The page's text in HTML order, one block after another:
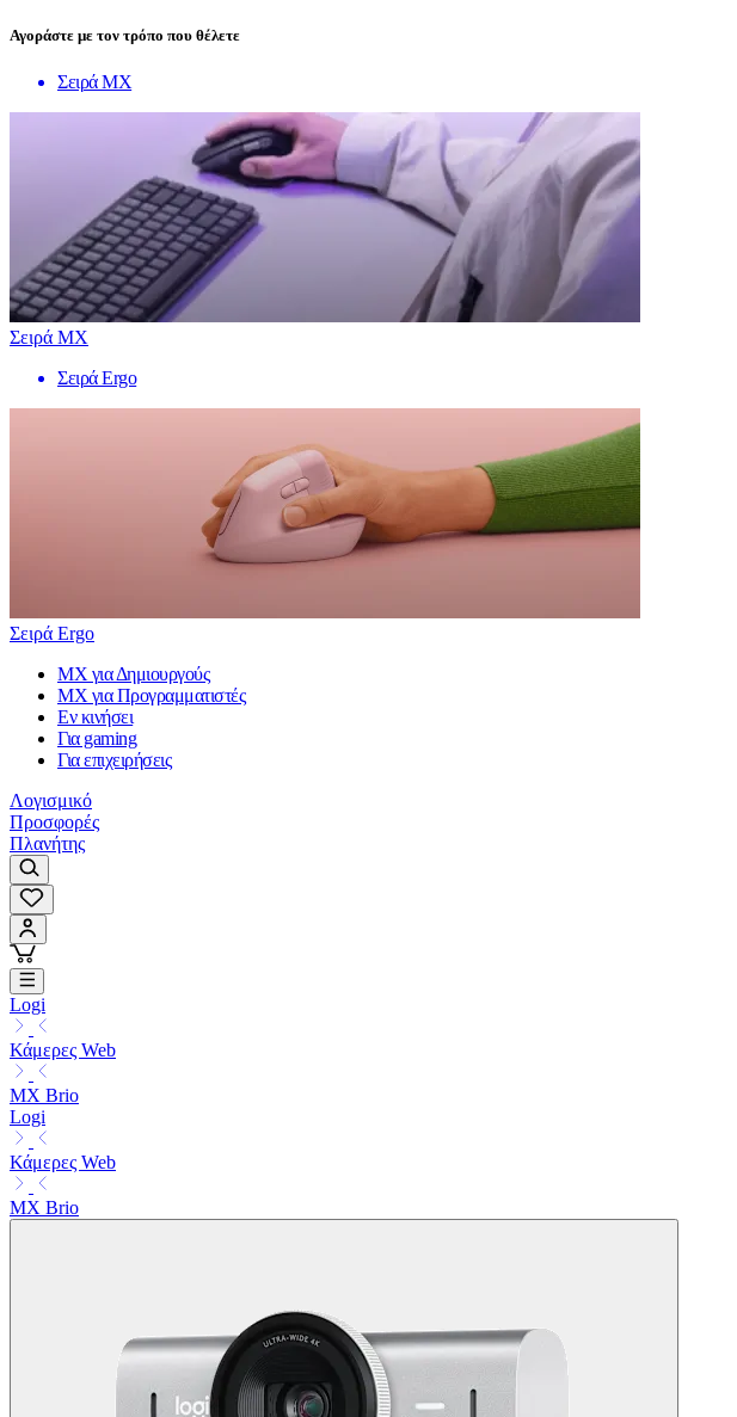
Αγοράστε με τον τρόπο που θέλετε
Σειρά MX
Σειρά MX
Σειρά Ergo
Σειρά Ergo
MX για Δημιουργούς
MX για Προγραμματιστές
Εν κινήσει
Για gaming
Για επιχειρήσεις
Λογισμικό
Προσφορές
Πλανήτης
Logi
Κάμερες Web
MX Brio
Logi
Κάμερες Web
MX Brio